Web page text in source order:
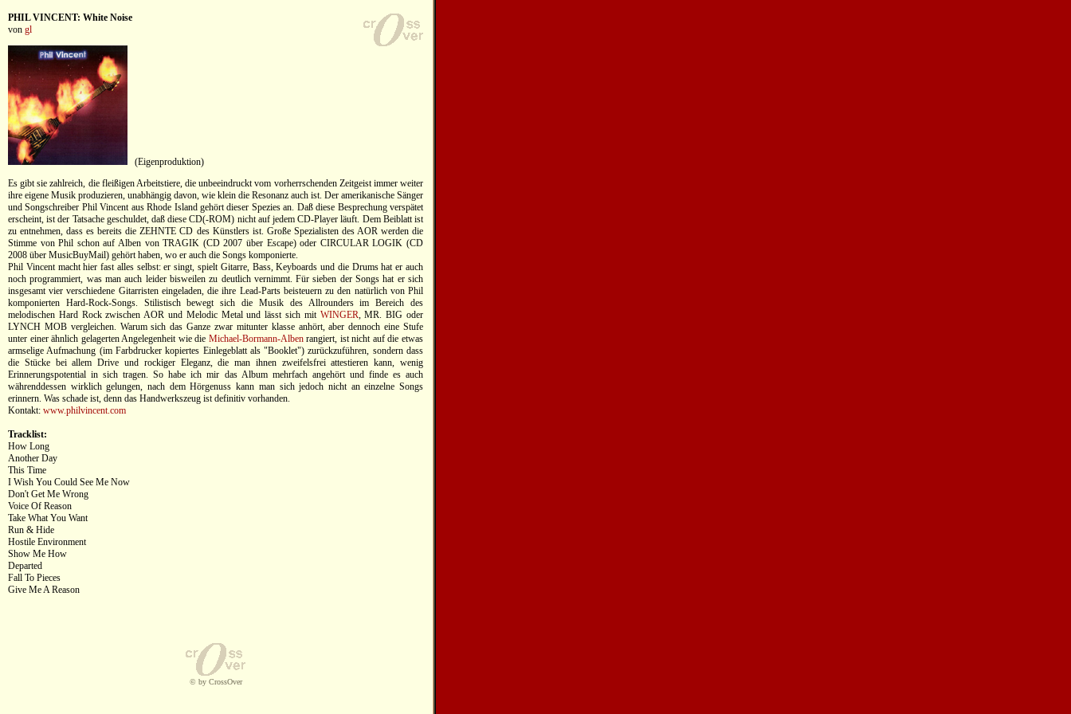
PHIL VINCENT: White Noise
von gl
(Eigenproduktion)
Es gibt sie zahlreich, die fleißigen Arbeitstiere, die unbeeindruckt vom vorherrschenden Zeitgeist immer weiter
ihre eigene Musik produzieren, unabhängig davon, wie klein die Resonanz auch ist. Der amerikanische Sänger
und Songschreiber Phil Vincent aus Rhode Island gehört dieser Spezies an. Daß diese Besprechung verspätet
erscheint, ist der Tatsache geschuldet, daß diese CD(-ROM) nicht auf jedem CD-Player läuft. Dem Beiblatt ist
zu entnehmen, dass es bereits die ZEHNTE CD des Künstlers ist. Große Spezialisten des AOR werden die
Stimme von Phil schon auf Alben von TRAGIK (CD 2007 über Escape) oder CIRCULAR LOGIK (CD
2008 über MusicBuyMail) gehört haben, wo er auch die Songs komponierte.
Phil Vincent macht hier fast alles selbst: er singt, spielt Gitarre, Bass, Keyboards und die Drums hat er auch
noch programmiert, was man auch leider bisweilen zu deutlich vernimmt. Für sieben der Songs hat er sich
insgesamt vier verschiedene Gitarristen eingeladen, die ihre Lead-Parts beisteuern zu den natürlich von Phil
komponierten Hard-Rock-Songs. Stilistisch bewegt sich die Musik des Allrounders im Bereich des
melodischen Hard Rock zwischen AOR und Melodic Metal und lässt sich mit WINGER, MR. BIG oder
LYNCH MOB vergleichen. Warum sich das Ganze zwar mitunter klasse anhört, aber dennoch eine Stufe
unter einer ähnlich gelagerten Angelegenheit wie die Michael-Bormann-Albenrangiert, ist nicht auf die etwas
armselige Aufmachung (im Farbdrucker kopiertes Einlegeblatt als "Booklet") zurückzuführen, sondern dass
die Stücke bei allem Drive und rockiger Eleganz, die man ihnen zweifelsfrei attestieren kann, wenig
Erinnerungspotential in sich tragen. So habe ich mir das Album mehrfach angehört und finde es auch
währenddessen wirklich gelungen, nach dem Hörgenuss kann man sich jedoch nicht an einzelne Songs
erinnern. Was schade ist, denn das Handwerkszeug ist definitiv vorhanden.
Kontakt: www.philvincent.com
Tracklist:
How Long
Another Day
This Time
I Wish You Could See Me Now
Don't Get Me Wrong
Voice Of Reason
Take What You Want
Run & Hide
Hostile Environment
Show Me How
Departed
Fall To Pieces
Give Me A Reason
© by CrossOver